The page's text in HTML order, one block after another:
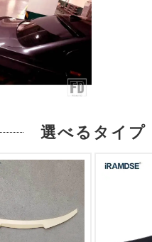
選べるタイプ